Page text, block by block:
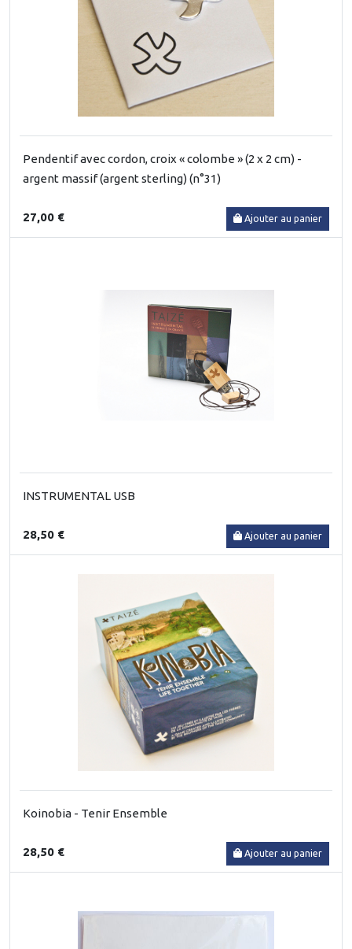
Pendentif avec cordon, croix « colombe » (2 x 2 cm) -
argent massif (argent sterling) (n°31)
27,00 € Ajouter au panier
INSTRUMENTAL USB
28,50 € Ajouter au panier
Koinobia - Tenir Ensemble
28,50 € Ajouter au panier